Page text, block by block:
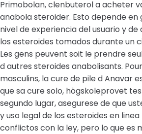
Primobolan, clenbuterol a acheter
anabola steroider. Esto depende en
nivel de experiencia del usuario y
los esteroides tomados durante un
Les gens peuvent soit le prendre
d autres steroides anabolisants.
masculins, la cure de pile d Anavar
que sa cure solo, högskoleprovet
segundo lugar, asegurese de que
y uso legal de los esteroides en
conflictos con la ley, pero lo que es